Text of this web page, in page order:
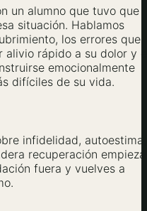
un alumno que tuvo que
situación. Hablamos
los errores que
alivio rápido a su dolor y
emocionalmente
difíciles de su vida.
infidelidad, autoestima,
recuperación empieza
fuera y vuelves a